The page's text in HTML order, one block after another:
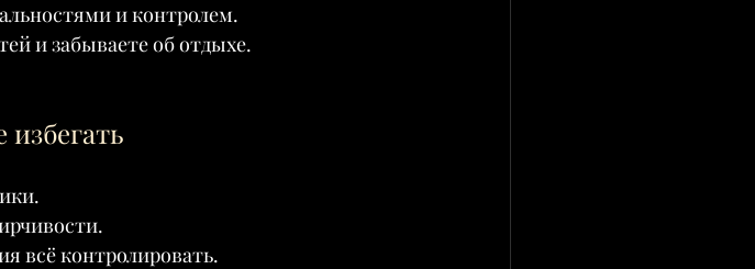
и контролем.
и забываете об отдыхе.
всё контролировать.